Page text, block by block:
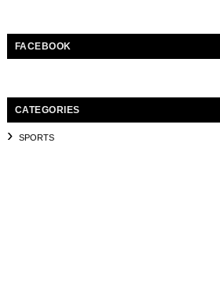
FACEBOOK
CATEGORIES
SPORTS